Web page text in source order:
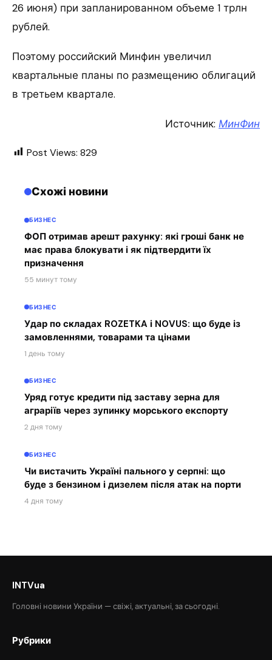
26 июня) при запланированном объеме 1 трлн
рублей.
Поэтому российский Минфин увеличил
квартальные планы по размещению облигаций
в третьем квартале.
Источник: МинФин
Post Views: 829
Схожі новини
БИЗНЕС
ФОП отримав арешт рахунку: які гроші банк не
має права блокувати і як підтвердити їх
призначення
55 минут тому
БИЗНЕС
Удар по складах ROZETKA і NOVUS: що буде із
замовленнями, товарами та цінами
1 день тому
БИЗНЕС
Уряд готує кредити під заставу зерна для
аграріїв через зупинку морського експорту
2 дня тому
БИЗНЕС
Чи вистачить Україні пального у серпні: що
буде з бензином і дизелем після атак на порти
4 дня тому
INTVua
Головні новини України — свіжі, актуальні, за сьогодні.
Рубрики